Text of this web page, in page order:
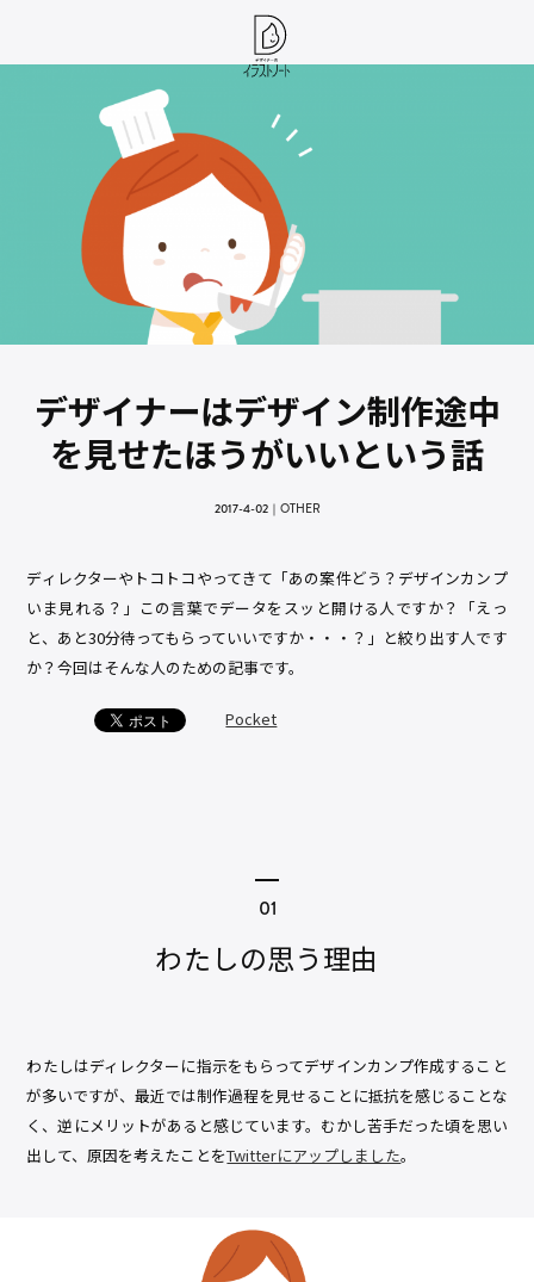
デザイナーはデザイン制作途中
を見せたほうがいいという話
2017-4-02｜ OTHER
ディレクターやトコトコやってきて「あの案件どう？デザインカンプ
いま見れる？」この言葉でデータをスッと開ける人ですか？「えっ
と、あと30分待ってもらっていいですか・・・？」と絞り出す人です
か？今回はそんな人のための記事です。
Pocket
わたしの思う理由
わたしはディレクターに指示をもらってデザインカンプ作成すること
が多いですが、最近では制作過程を見せることに抵抗を感じることな
く、逆にメリットがあると感じています。むかし苦手だった頃を思い
出して、原因を考えたことをTwitterにアップしました。